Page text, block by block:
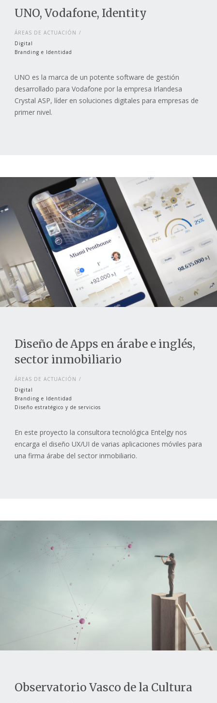
UNO, Vodafone, Identity
ÁREAS DE ACTUACIÓN
Digital
Branding e Identidad
UNO es la marca de un potente software de gestión
desarrollado para Vodafone por la empresa Irlandesa
Crystal ASP, líder en soluciones digitales para empresas de
primer nivel.
Diseño de Apps en árabe e inglés,
sector inmobiliario
ÁREAS DE ACTUACIÓN
Digital
Branding e Identidad
Diseño estratégico y de servicios
En este proyecto la consultora tecnológica Entelgy nos
encarga el diseño UX/UI de varias aplicaciones móviles para
una firma árabe del sector inmobiliario.
Observatorio Vasco de la Cultura